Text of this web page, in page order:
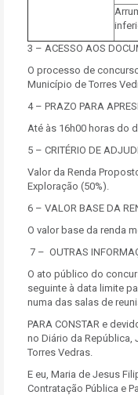
3 – ACESSO AOS
O processo de
Município de Torres
4 – PRAZO PARA
Até às 16h00 horas do
5 – CRITÉRIO DE
Valor da Renda
Exploração (50%).
6 – VALOR BASE DA
O valor base da renda
7 – OUTRAS
O ato público do
seguinte à data limite
numa das salas de
PARA CONSTAR e
no Diário da República,
Torres Vedras.
E eu, Maria de Jesus
Contratação Pública e